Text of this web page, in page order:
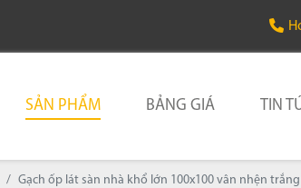
SẢN PHẨM BẢNG GIÁ TIN
Gạch ốp lát sàn nhà khổ lớn 100x100 vân nhện trắng